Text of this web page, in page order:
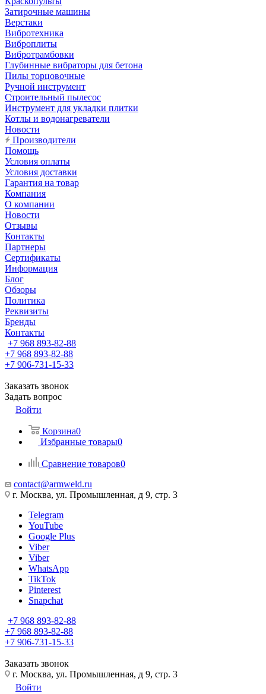
Затирочные машины
Верстаки
Вибротехника
Виброплиты
Вибротрамбовки
Глубинные вибраторы для бетона
Пилы торцовочные
Ручной инструмент
Строительный пылесос
Инструмент для укладки плитки
Котлы и водонагреватели
Новости
Производители
Помощь
Условия оплаты
Условия доставки
Гарантия на товар
Компания
О компании
Новости
Отзывы
Контакты
Партнеры
Сертификаты
Информация
Блог
Обзоры
Политика
Реквизиты
Бренды
Контакты
+7 968 893-82-88
+7 968 893-82-88
+7 906-731-15-33
Заказать звонок
Задать вопрос
Войти
Корзина0
Избранные товары0
Сравнение товаров0
contact@armweld.ru
г. Москва, ул. Промышленная, д 9, стр. 3
Telegram
YouTube
Google Plus
Viber
Viber
WhatsApp
TikTok
Pinterest
Snapchat
+7 968 893-82-88
+7 968 893-82-88
+7 906-731-15-33
Заказать звонок
г. Москва, ул. Промышленная, д 9, стр. 3
Войти